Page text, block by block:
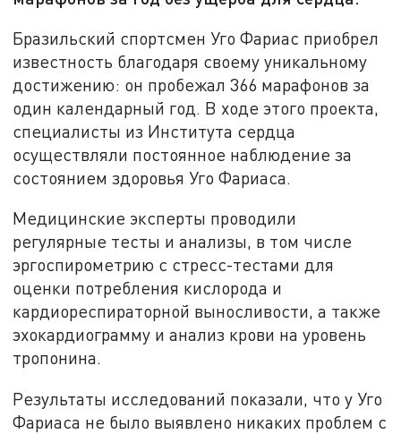
Бразильский спортсмен Уго Фариас приобрел
известность благодаря своему уникальному
достижению: он пробежал 366 марафонов за
один календарный год. В ходе этого проекта,
специалисты из Института сердца
осуществляли постоянное наблюдение за
состоянием здоровья Уго Фариаса.
Медицинские эксперты проводили
регулярные тесты и анализы, в том числе
эргоспирометрию с стресс-тестами для
оценки потребления кислорода и
кардиореспираторной выносливости, а также
эхокардиограмму и анализ крови на уровень
тропонина.
Результаты исследований показали, что у Уго
Фариаса не было выявлено никаких проблем с